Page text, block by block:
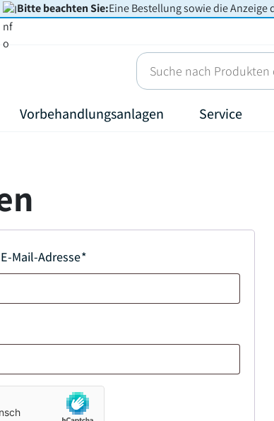
Bitte beachten Sie:Eine Bestellung sowie die
Vorbehandlungsanlagen Service
Mail-Adresse*